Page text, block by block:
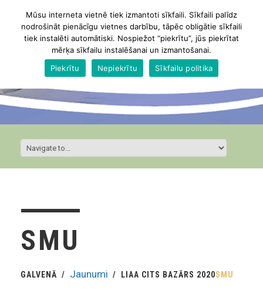
SMU
GALVENĀ Jaunumi LIAA CITS BAZĀRS 2020SMU
Mūsu interneta vietnē tiek izmantoti sīkfaili. Sīkfaili palīdz
nodrošināt pienācīgu vietnes darbību, tāpēc obligātie sīkfaili
tiek instalēti automātiski. Nospiežot “piekrītu”, jūs piekrītat
mērķa sīkfailu instalēšanai un izmantošanai.
Piekrītu
Nepiekrītu Sīkfailu politika